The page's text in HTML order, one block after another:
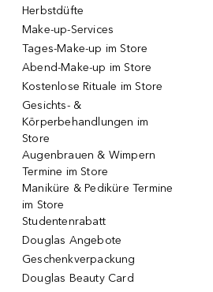
Herbstdüfte
Make-up-Services
Tages-Make-up im Store
Abend-Make-up im Store
Kostenlose Rituale im Store
Gesichts- &
Körperbehandlungen im
Store
Augenbrauen & Wimpern
Termine im Store
Maniküre & Pediküre Termine
im Store
Studentenrabatt
Douglas Angebote
Geschenkverpackung
Douglas Beauty Card